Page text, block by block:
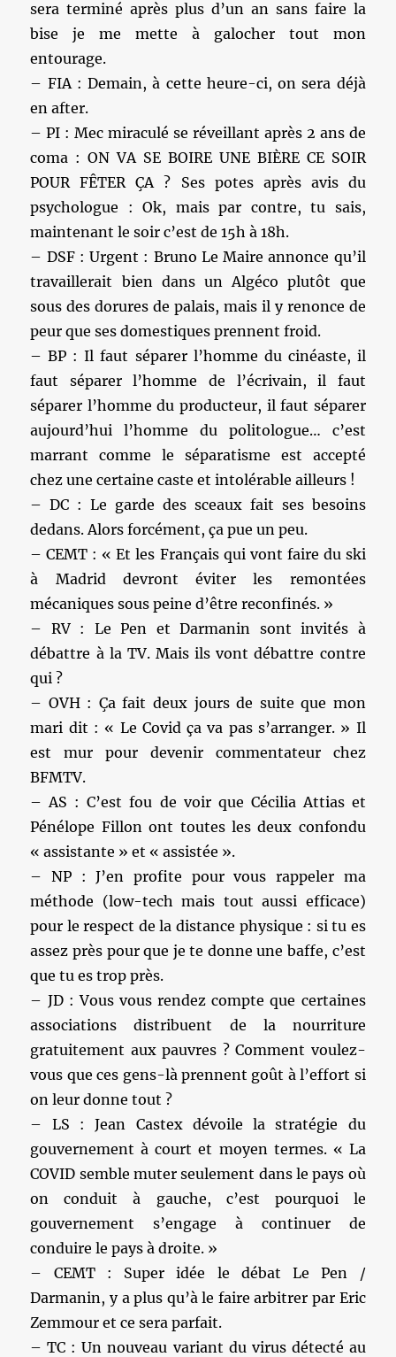
sera terminé après plus d’un an sans faire la
bise je me mette à galocher tout mon
entourage.
– FIA : Demain, à cette heure-ci, on sera déjà
en after.
– PI : Mec miraculé se réveillant après 2 ans de
coma : ON VA SE BOIRE UNE BIÈRE CE SOIR
POUR FÊTER ÇA ? Ses potes après avis du
psychologue : Ok, mais par contre, tu sais,
maintenant le soir c’est de 15h à 18h.
– DSF : Urgent : Bruno Le Maire annonce qu’il
travaillerait bien dans un Algéco plutôt que
sous des dorures de palais, mais il y renonce de
peur que ses domestiques prennent froid.
– BP : Il faut séparer l’homme du cinéaste, il
faut séparer l’homme de l’écrivain, il faut
séparer l’homme du producteur, il faut séparer
aujourd’hui l’homme du politologue… c’est
marrant comme le séparatisme est accepté
chez une certaine caste et intolérable ailleurs !
– DC : Le garde des sceaux fait ses besoins
dedans. Alors forcément, ça pue un peu.
– CEMT : « Et les Français qui vont faire du ski
à Madrid devront éviter les remontées
mécaniques sous peine d’être reconfinés. »
– RV : Le Pen et Darmanin sont invités à
débattre à la TV. Mais ils vont débattre contre
qui ?
– OVH : Ça fait deux jours de suite que mon
mari dit : « Le Covid ça va pas s’arranger. » Il
est mur pour devenir commentateur chez
BFMTV.
– AS : C’est fou de voir que Cécilia Attias et
Pénélope Fillon ont toutes les deux confondu
« assistante » et « assistée ».
– NP : J’en profite pour vous rappeler ma
méthode (low-tech mais tout aussi efficace)
pour le respect de la distance physique : si tu es
assez près pour que je te donne une baffe, c’est
que tu es trop près.
– JD : Vous vous rendez compte que certaines
associations distribuent de la nourriture
gratuitement aux pauvres ? Comment voulez-
vous que ces gens-là prennent goût à l’effort si
on leur donne tout ?
– LS : Jean Castex dévoile la stratégie du
gouvernement à court et moyen termes. « La
COVID semble muter seulement dans le pays où
on conduit à gauche, c’est pourquoi le
gouvernement s’engage à continuer de
conduire le pays à droite. »
– CEMT : Super idée le débat Le Pen /
Darmanin, y a plus qu’à le faire arbitrer par Eric
Zemmour et ce sera parfait.
– TC : Un nouveau variant du virus détecté au